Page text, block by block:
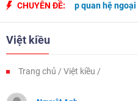
CHUYÊN ĐỀ:
thiết lập quan hệ ngoại giao Việt
Việt kiều
Trang chủ Việt kiều